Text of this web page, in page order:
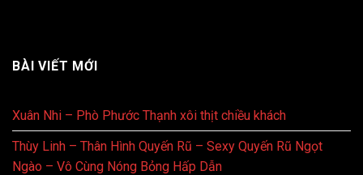
BÀI VIẾT MỚI
Xuân Nhi – Phò Phước Thạnh xôi thịt chiều khách
Thùy Linh – Thân Hình Quyến Rũ – Sexy Quyến Rũ Ngọt
Ngào – Vô Cùng Nóng Bỏng Hấp Dẫn